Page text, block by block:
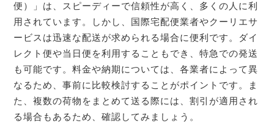
便）」は、スピーディーで信頼性が高く、多くの人に利
用されています。しかし、国際宅配便業者やクーリエサ
ービスは迅速な配送が求められる場合に便利です。ダイ
レクト便や当日便を利用することもでき、特急での発送
も可能です。料金や納期については、各業者によって異
なるため、事前に比較検討することがポイントです。ま
た、複数の荷物をまとめて送る際には、割引が適用され
る場合もあるため、確認してみましょう。